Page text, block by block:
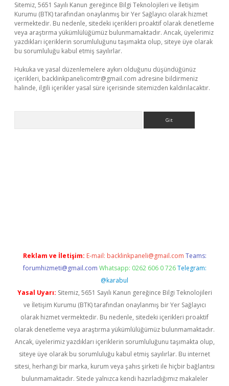
Sitemiz, 5651 Sayılı Kanun gereğince Bilgi Teknolojileri ve İletişim
Kurumu (BTK) tarafından onaylanmış bir Yer Sağlayıcı olarak hizmet
vermektedir. Bu nedenle, sitedeki içerikleri proaktif olarak denetleme
veya araştırma yükümlülüğümüz bulunmamaktadır. Ancak, üyelerimiz
yazdıkları içeriklerin sorumluluğunu taşımakta olup, siteye üye olarak
bu sorumluluğu kabul etmiş sayılırlar.
Hukuka ve yasal düzenlemelere aykırı olduğunu düşündüğünüz
içerikleri, backlinkpanelicomtr@gmail.com adresine bildirmeniz
halinde, ilgili içerikler yasal süre içerisinde sitemizden kaldırılacaktır.
Reklam ve İletişim: E-mail: backlinkpaneli@gmail.com Teams:
forumhizmeti@gmail.com Whatsapp: 0262 606 0 726 Telegram:
@karabul
Yasal Uyarı: Sitemiz, 5651 Sayılı Kanun gereğince Bilgi Teknolojileri
ve İletişim Kurumu (BTK) tarafından onaylanmış bir Yer Sağlayıcı
olarak hizmet vermektedir. Bu nedenle, sitedeki içerikleri proaktif
olarak denetleme veya araştırma yükümlülüğümüz bulunmamaktadır.
Ancak, üyelerimiz yazdıkları içeriklerin sorumluluğunu taşımakta olup,
siteye üye olarak bu sorumluluğu kabul etmiş sayılırlar. Bu internet
sitesi, herhangi bir marka, kurum veya şahıs şirketi ile hiçbir bağlantısı
bulunmamaktadır. Sitede yalnızca kendi hazırladığımız makaleler